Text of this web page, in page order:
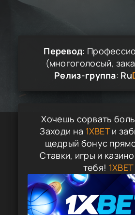
Перевод:
(многоголосый,
Релиз-группа: Ru
Хочешь сорвать
Заходи на 1XBETи
щедрый бонус
Ставки, игры и
тебя! 1XBET